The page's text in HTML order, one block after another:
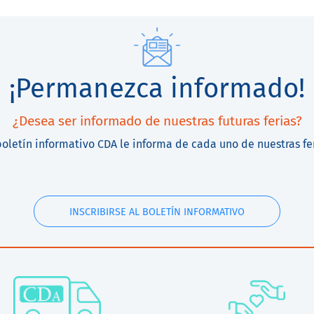
¡Permanezca informado!
¿Desea ser informado de nuestras futuras ferias?
informativo CDA le informa de cada uno de nuestras
INSCRIBIRSE AL BOLETÍN INFORMATIVO